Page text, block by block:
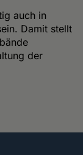
auch in
Damit stellt
der